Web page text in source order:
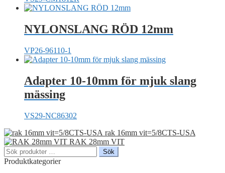
NYLONSLANG RÖD 12mm
VP26-96110-1
Adapter 10-10mm för mjuk slang
mässing
VS29-NC86302
rak 16mm vit=5/8CTS-USA
RAK 28mm VIT
Sök
efter:
Sök
Produktkategorier